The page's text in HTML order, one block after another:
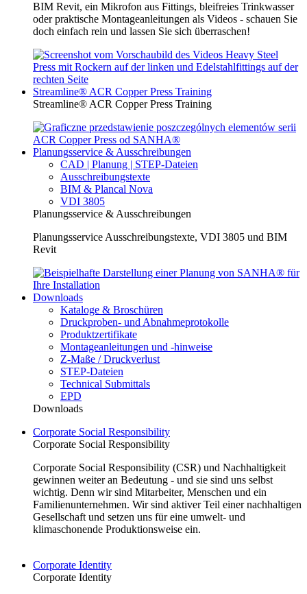
BIM Revit, ein Mikrofon aus Fittings, bleifreies Trinkwasser
oder praktische Montageanleitungen als Videos - schauen Sie
doch einfach rein und lassen Sie sich überraschen!
Streamline® ACR Copper Press Training
Streamline® ACR Copper Press Training
Planungsservice & Ausschreibungen
CAD | Planung | STEP-Dateien
Ausschreibungstexte
BIM & Plancal Nova
VDI 3805
Planungsservice & Ausschreibungen
Planungsservice Ausschreibungstexte, VDI 3805 und BIM
Revit
Downloads
Kataloge & Broschüren
Druckproben- und Abnahmeprotokolle
Produktzertifikate
Montageanleitungen und -hinweise
Z-Maße / Druckverlust
STEP-Dateien
Technical Submittals
EPD
Downloads
Corporate Social Responsibility
Corporate Social Responsibility
Corporate Social Responsibility (CSR) und Nachhaltigkeit
gewinnen weiter an Bedeutung - und sie sind uns selbst
wichtig. Denn wir sind Mitarbeiter, Menschen und ein
Familienunternehmen. Wir sind aktiver Teil einer nachhaltigen
Gesellschaft und setzen uns für eine umwelt- und
klimaschonende Produktionsweise ein.
Corporate Identity
Corporate Identity